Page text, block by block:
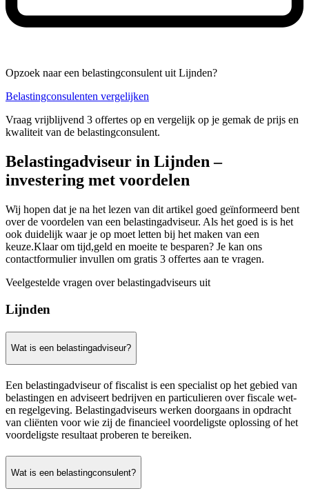
Opzoek naar een belastingconsulent uit Lijnden?
Belastingconsulenten vergelijken
Vraag vrijblijvend 3 offertes op en vergelijk op je gemak de prijs en
kwaliteit van de belastingconsulent.
Belastingadviseur in Lijnden –
investering met voordelen
Wij hopen dat je na het lezen van dit artikel goed geïnformeerd bent
over de voordelen van een belastingadviseur. Als het goed is is het
ook duidelijk waar je op moet letten bij het maken van een
keuze.Klaar om tijd,geld en moeite te besparen? Je kan ons
contactformulier invullen om gratis 3 offertes aan te vragen.
Veelgestelde vragen over belastingadviseurs uit
Lijnden
Wat is een belastingadviseur?
Een belastingadviseur of fiscalist is een specialist op het gebied van
belastingen en adviseert bedrijven en particulieren over fiscale wet-
en regelgeving. Belastingadviseurs werken doorgaans in opdracht
van cliënten voor wie zij de financieel voordeligste oplossing of het
voordeligste resultaat proberen te bereiken.
Wat is een belastingconsulent?